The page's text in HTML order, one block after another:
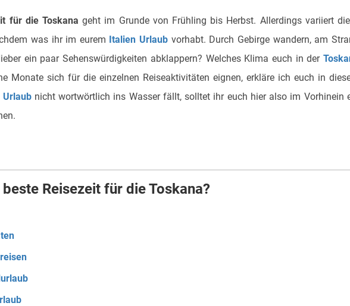
für die Toskana geht im Grunde von Frühling bis Herbst. Allerdings variiert
was ihr im eurem Italien Urlaub vorhabt. Durch Gebirge wandern, am
ein paar Sehenswürdigkeiten abklappern? Welches Klima euch in der
Monate sich für die einzelnen Reiseaktivitäten eignen, erkläre ich euch in
Urlaubnicht wortwörtlich ins Wasser fällt, solltet ihr euch hier also im Vorhinein
Reisezeit für die Toskana?